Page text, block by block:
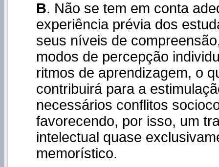
B. Não se tem em conta
experiência prévia dos
seus níveis de
modos de percepção
ritmos de aprendizagem, o
contribuirá para a
necessários conflitos
favorecendo, por isso, um
intelectual quase
memorístico.